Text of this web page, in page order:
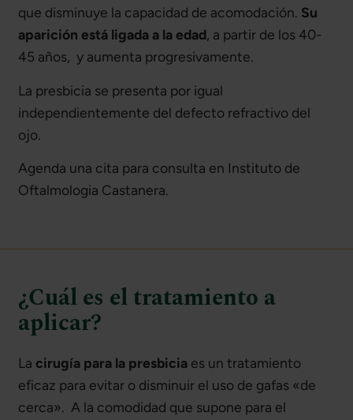
que disminuye la capacidad de acomodación. Su
aparición está ligada a la edad, a partir de los 40-
45 años, y aumenta progresivamente.
La presbicia se presenta por igual
independientemente del defecto refractivo del
ojo.
Agenda una cita para consulta en Instituto de
Oftalmologia Castanera.
¿Cuál es el tratamiento a
aplicar?
Lacirugía para la presbicia es un tratamiento
eficaz para evitar o disminuir el uso de gafas «de
cerca». A la comodidad que supone para el